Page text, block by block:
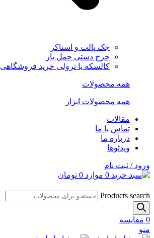
جک پالت و استاکر
چرخ دستی حمل بار
کالسکه یا ترولی خرید فروشگاهی
همه محصولات
همه محصولات ابزار
مقالات
تماس با ما
درباره ما
ویدئوها
ورود / ثبت نام
0 موارد 0 تومان
Products search
0 مقایسه
منو